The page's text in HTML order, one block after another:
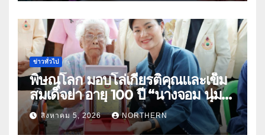
ข่าวทั่วไป
พิษณุโลก มอบโล่เกียรติคุณและเข็ม
สมเด็จย่า อายุ 100 ปี “นางจอม นุ่ม
เนตร” ตำบลบ้านกร่าง อำเภอเมือง
สิงหาคม 5, 2026 NORTHERN